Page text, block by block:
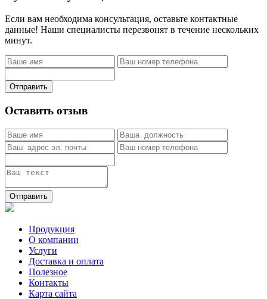
Если вам необходима консультация, оставьте контактные
данные! Наши специалисты перезвонят в течение нескольких
минут.
Отправить
Оставить отзыв
Отправить
Продукция
О компании
Услуги
Доставка и оплата
Полезное
Контакты
Карта сайта